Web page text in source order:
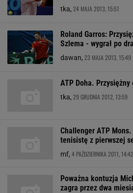
tka, 24 MAJA 2013, 15:51
Roland Garros:
Szlema - wygrał po
dawan, 23 MAJA 2013, 15:49
ATP Doha.
tka, 29 GRUDNIA 2012, 13:59
Challenger ATP
tenisistę z pierwszej
mf, 4 PAŹDZIERNIKA 2011, 14:42
Poważna kontuzja
zagra przez dwa